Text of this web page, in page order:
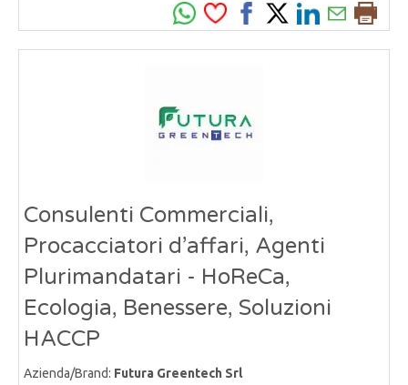
Consulenti Commerciali,
Procacciatori d’affari, Agenti
Plurimandatari - HoReCa,
Ecologia, Benessere, Soluzioni
HACCP
Azienda/Brand: Futura Greentech Srl